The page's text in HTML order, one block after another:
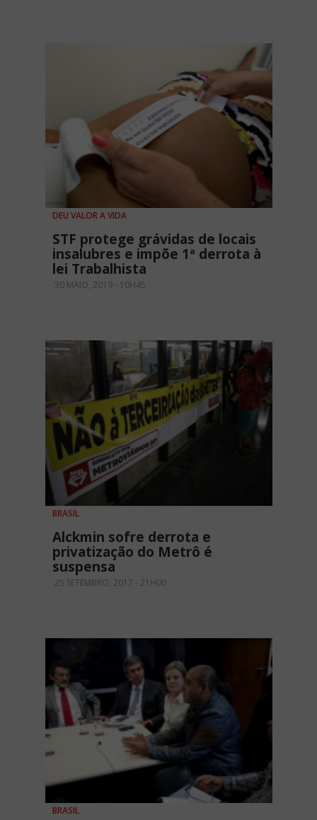
DEU VALOR A VIDA
STF protege grávidas de locais
insalubres e impõe 1ª derrota à
lei Trabalhista
30 MAIO, 2019 - 10H45
BRASIL
Alckmin sofre derrota e
privatização do Metrô é
suspensa
25 SETEMBRO, 2017 - 21H00
BRASIL